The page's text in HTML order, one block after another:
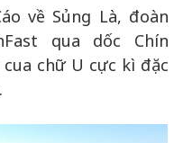
về Sủng Là, đoàn
qua dốc Chín
chữ U cực kì đặc